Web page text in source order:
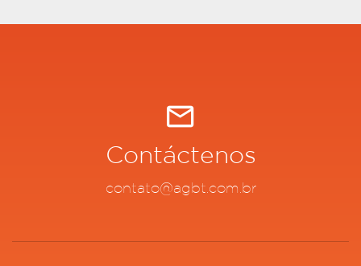
Contáctenos
contato@agbt.com.br